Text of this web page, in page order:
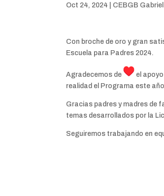
Oct 24, 2024 CEBGB
Con broche de oro y gran
Escuela para Padres 2024.
Agradecemos de
el
realidad el Programa este
Gracias padres y madres de
temas desarrollados por la
Seguiremos trabajando en